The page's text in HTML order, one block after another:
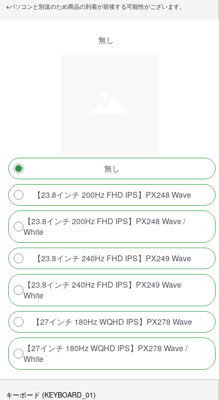
※パソコンと別送のため商品の到着が前後する可能性がございます。
無し
無し
【23.8インチ 200Hz FHD IPS】PX248 Wave
【23.8インチ 200Hz FHD IPS】PX248 Wave /
White
【23.8インチ 240Hz FHD IPS】PX249 Wave
【23.8インチ 240Hz FHD IPS】PX249 Wave
White
【27インチ 180Hz WQHD IPS】PX278 Wave
【27インチ 180Hz WQHD IPS】PX278 Wave /
White
キーボード (KEYBOARD_01)